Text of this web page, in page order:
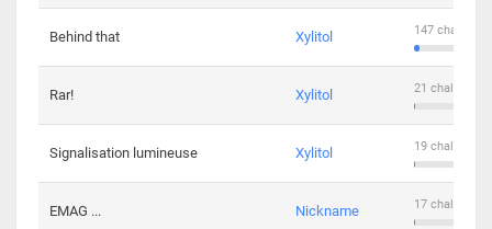
Behind that Xylitol 147
Rar! Xylitol 21
Signalisation lumineuse Xylitol 19
EMAG ... Nickname 17